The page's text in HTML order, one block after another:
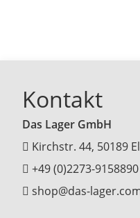
Kontakt
Das Lager GmbH
Kirchstr. 44, 50189
+49 (0)2273-9158890
shop@das-